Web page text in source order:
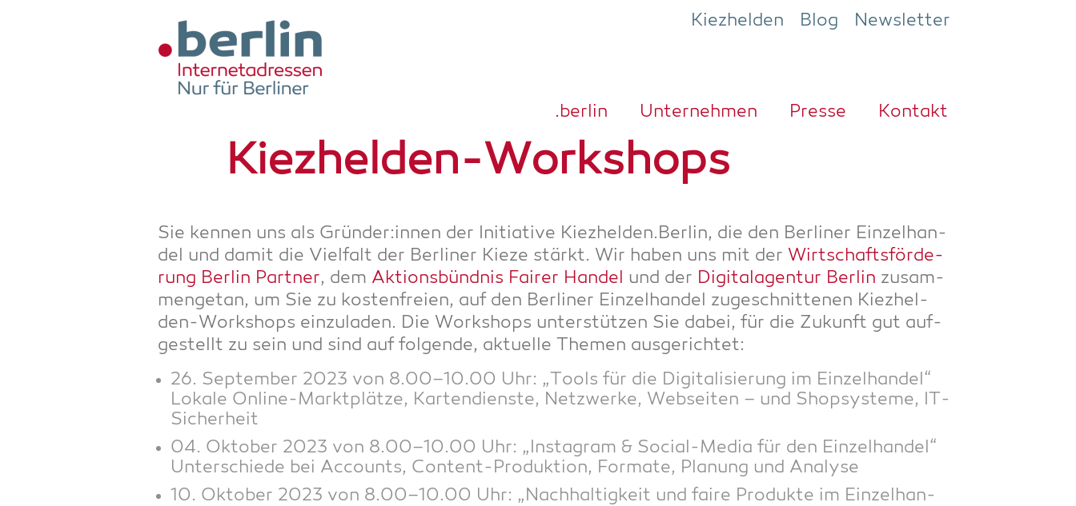
Zum Hauptinhalt springen Kiezhelden Blog Newsletter
.ber­lin Unter­neh­men Pres­se Kon­takt
Kiez­hel­den-Work­shops
Sie ken­nen uns als Gründer:innen der Initia­ti­ve Kiezhelden.Berlin, die den Ber­li­ner Ein­zel­han­
del und damit die Viel­falt der Ber­li­ner Kieze stärkt. Wir haben uns mit der Wirt­schafts­för­de­
rung Ber­lin Part­ner, dem Akti­ons­bünd­nis Fai­rer Han­del und der Digi­ta­l­agen­tur Ber­lin zusam­
men­ge­tan, um Sie zu kos­ten­frei­en, auf den Ber­li­ner Ein­zel­han­del zuge­schnit­te­nen Kiez­hel­
den-Work­shops ein­zu­la­den. Die Work­shops unter­stüt­zen Sie dabei, für die Zukunft gut auf­
ge­stellt zu sein und sind auf fol­gen­de, aktu­el­le The­men ausgerichtet:
26. Sep­tem­ber 2023 von 8.00–10.00 Uhr: „Tools für die Digi­ta­li­sie­rung im Ein­zel­han­del“
Loka­le Online-Markt­plät­ze, Kar­ten­diens­te, Netz­wer­ke, Web­sei­ten – und Shop­sys­te­me, IT-
Sicherheit
04. Okto­ber 2023 von 8.00–10.00 Uhr: „Insta­gram & Social-Media für den Ein­zel­han­del“
Unter­schie­de bei Accounts, Con­tent-Pro­duk­ti­on, For­ma­te, Pla­nung und Analyse
10. Okto­ber 2023 von 8.00–10.00 Uhr: „Nach­hal­tig­keit und fai­re Pro­duk­te im Ein­zel­han­